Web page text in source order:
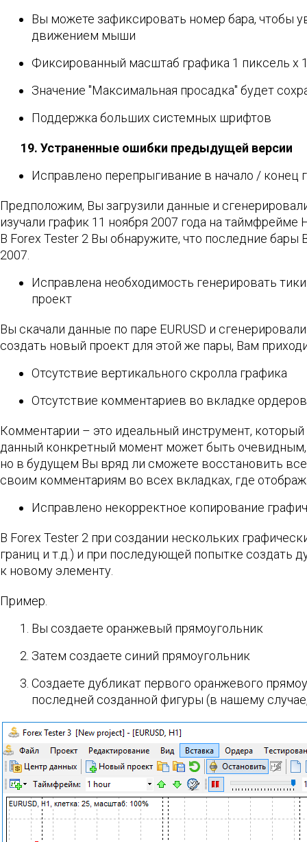
Вы можете зафиксировать номер бара, чтобы
движением мыши
Фиксированный масштаб графика 1 пиксель х
Значение "Максимальная просадка" будет
Поддержка больших системных шрифтов
19. Устраненные ошибки предыдущей версии
Исправлено перепрыгивание в начало / конец
Предположим, Вы загрузили данные и
изучали график 11 ноября 2007 года на
В Forex Tester 2 Вы обнаружите, что последние бары
2007.
Исправлена необходимость генерировать
проект
Вы скачали данные по паре EURUSD и
создать новый проект для этой же пары, Вам
Отсутствие вертикального скролла графика
Отсутствие комментариев во вкладке
Комментарии – это идеальный инструмент,
данный конкретный момент может быть
но в будущем Вы вряд ли сможете восстановить
своим комментариям во всех вкладках, где
Исправлено некорректное копирование
В Forex Tester 2 при создании нескольких
границ и т.д.) и при последующей попытке создать
к новому элементу.
Пример.
Вы создаете оранжевый прямоугольник
Затем создаете синий прямоугольник
Создаете дубликат первого оранжевого
последней созданной фигуры (в нашему